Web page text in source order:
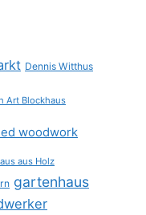
Dennis Witthus
Art Blockhaus
woodwork
aus Holz
gartenhaus